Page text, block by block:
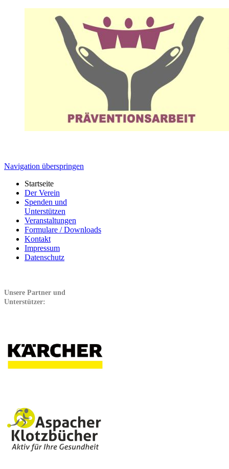
Navigation überspringen
Startseite
Der Verein
Spenden und
Unterstützen
Veranstaltungen
Formulare / Downloads
Kontakt
Impressum
Datenschutz
Unsere Partner und
Unterstützer: